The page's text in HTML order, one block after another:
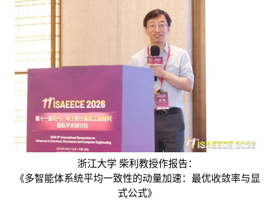
浙江大学 柴利教授作报告：
《多智能体系统平均一致性的动量加速：最优收敛率与显
式公式》